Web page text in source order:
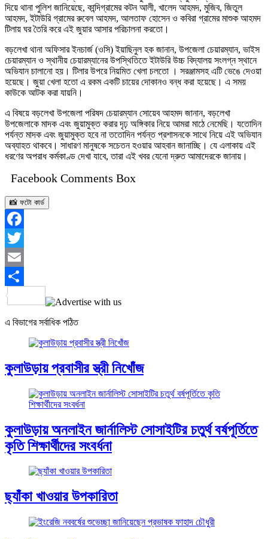
দিয়ে থানা পুলিশ জানিয়েছে, কান্দিগ্রামের কটন আলী, খালেদ আহমদ, মুজিব, জিতুল
আহমদ, ইটাউরি গ্রামের রুবেল আহমদ, আলতাফ হোসেন ও কবিরা গ্রামের মাশুক আহমদ
টিলায় ঘর তৈরি করে এই জুয়ার আসার পরিচালনা করতো।
বড়লেখা থানা অফিসার ইনচার্জ (ওসি) ইয়াছিনুল হক জানান, উপজেলা চেয়ারম্যান, ভাইস
চেয়ারম্যান ও স্থানীয় চেয়ারম্যানের উপস্থিতিতে ইটাউরি উচ্চ বিদ্যালয় সংলগ্ন স্থানে
অভিযান চালানো হয়। টিলার উপরে নিয়মিত খেলা চলতো । সরঞ্জামসহ এটি ভেঙে দেওয়া
হয়েছে। জুয়া খেলা হতো এ রকম একটি চায়ের দোকানও বন্ধ করা হয়েছে। এ সময়
কাউকে আটক করা যায়নি।
এ বিষয়ে বড়লেখা উপজেলা পরিষদ চেয়ারম্যান সোয়েব আহমদ জানান, বড়লেখা
উপজেলাকে মাদক এবং জুয়ামুক্ত করার দৃঢ় অঙ্গিকার নিয়ে আমরা মাঠে নেমেছি। যতোদিন
পর্যন্ত মাদক এবং জুয়ামুক্ত হবে না ততোদিন পর্যন্ত প্রশাসনকে সাথে নিয়ে এই অভিযান
অব্যাহত থাকবে। সাধারণ মানুষকে সচেতন হওয়ার আহবান জানাচ্ছি। যে এলাকায় এই
ধরণের অপরাধ কর্মকাণ্ড দেখা যাবে, তারা এই খবর যেনো দ্রুত আমাদেরকে জানায়।
Facebook Comments Box
📸 ফটো কার্ড
Facebook
Twitter
Email
Share
এ বিভাগের সর্বাধিক পঠিত
কুলাউড়ায় প্রবাসীর স্ত্রী নিখোঁজ
কুলাউড়ায় অনলাইন জার্নালিস্ট সোসাইটির চতুর্থ বর্ষপূর্তিতে
কৃতি শিক্ষার্থীদের সংবর্ধনা
ছ্যাঁকা খাওয়ার উপকারিতা